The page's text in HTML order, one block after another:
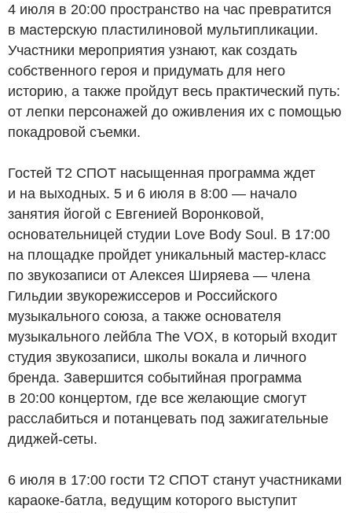
4 июля в 20:00 пространство на час превратится
в мастерскую пластилиновой мультипликации.
Участники мероприятия узнают, как создать
собственного героя и придумать для него
историю, а также пройдут весь практический путь:
от лепки персонажей до оживления их с помощью
покадровой съемки.
Гостей T2 СПОТ насыщенная программа ждет
и на выходных. 5 и 6 июля в 8:00 — начало
занятия йогой с Евгенией Воронковой,
основательницей студии Love Body Soul. В 17:00
на площадке пройдет уникальный мастер-класс
по звукозаписи от Алексея Ширяева — члена
Гильдии звукорежиссеров и Российского
музыкального союза, а также основателя
музыкального лейбла The VOX, в который входит
студия звукозаписи, школы вокала и личного
бренда. Завершится событийная программа
в 20:00 концертом, где все желающие смогут
расслабиться и потанцевать под зажигательные
диджей-сеты.
6 июля в 17:00 гости T2 СПОТ станут участниками
караоке-батла, ведущим которого выступит